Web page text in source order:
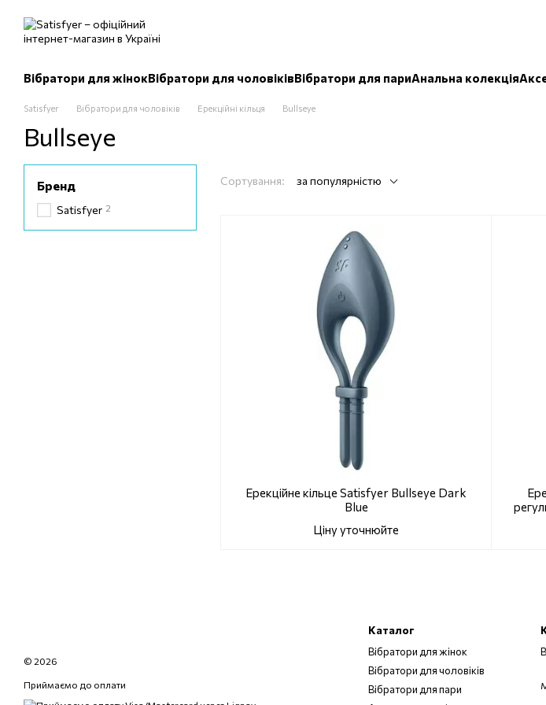
Вібратори для жінокВібратори для чоловіківВібратори для париАнальна колекція
Satisfyer Вібратори для чоловіків Ерекційні кільця Bullseye
Bullseye
Сортування: за популярністю
Ерекційне кільце Satisfyer Bullseye Dark
Blue
Ціну уточнюйте
Бренд
Satisfyer 2
© 2026
Приймаємо до оплати
Каталог
Вібратори для жінок
Вібратори для чоловіків
Вібратори для пари